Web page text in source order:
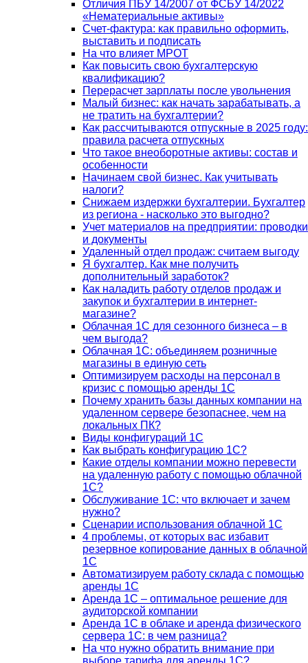
Отличия ПБУ 14/2007 от ФСБУ 14/2022
«Нематериальные активы»
Счет-фактура: как правильно оформить,
выставить и подписать
На что влияет МРОТ
Как повысить свою бухгалтерскую
квалификацию?
Перерасчет зарплаты после увольнения
Малый бизнес: как начать зарабатывать, а
не тратить на бухгалтерии?
Как рассчитываются отпускные в 2025 году:
правила расчета отпускных
Что такое внеоборотные активы: состав и
особенности
Начинаем свой бизнес. Как учитывать
налоги?
Снижаем издержки бухгалтерии. Бухгалтер
из региона - насколько это выгодно?
Учет материалов на предприятии: проводки
и документы
Удаленный отдел продаж: считаем выгоду
Я бухгалтер. Как мне получить
дополнительный заработок?
Как наладить работу отделов продаж и
закупок и бухгалтерии в интернет-
магазине?
Облачная 1С для сезонного бизнеса – в
чем выгода?
Облачная 1С: объединяем розничные
магазины в единую сеть
Оптимизируем расходы на персонал в
кризис с помощью аренды 1С
Почему хранить базы данных компании на
удаленном сервере безопаснее, чем на
локальных ПК?
Виды конфигураций 1С
Как выбрать конфигурацию 1С?
Какие отделы компании можно перевести
на удаленную работу с помощью облачной
1С?
Обслуживание 1С: что включает и зачем
нужно?
Сценарии использования облачной 1С
4 проблемы, от которых вас избавит
резервное копирование данных в облачной
1С
Автоматизируем работу склада с помощью
аренды 1С
Аренда 1С – оптимальное решение для
аудиторской компании
Аренда 1С в облаке и аренда физического
сервера 1С: в чем разница?
На что нужно обратить внимание при